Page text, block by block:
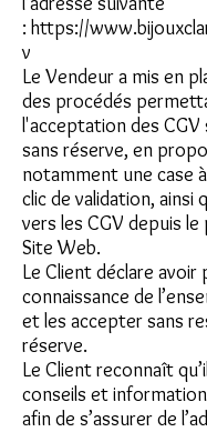
: https://
v
Le Vendeur a mis en
des procédés
l'acceptation des
sans réserve, en
notamment une case
clic de validation, ainsi
vers les CGV depuis le
Site Web.
Le Client déclare avoir
connaissance de
et les accepter sans
réserve.
Le Client reconnaît
conseils et
afin de s’assurer de